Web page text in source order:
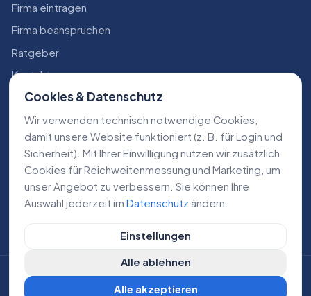
Firma eintragen
Firma beanspruchen
Ratgeber
Kontakt
Konto
RECHTLICHES
Impressum
Datenschutz
AGB
©2026Lokale Dienstleistungen. Alle Rechte vorbehalten.
Cookies & Datenschutz
Wir verwenden technisch notwendige Cookies,
damit unsere Website funktioniert (z. B. für Login und
Sicherheit). Mit Ihrer Einwilligung nutzen wir zusätzlich
Cookies für Reichweiten­messung und Marketing, um
unser Angebot zu verbessern. Sie können Ihre
Auswahl jederzeit im Datenschutz ändern.
Einstellungen
Alle ablehnen
Alle akzeptieren